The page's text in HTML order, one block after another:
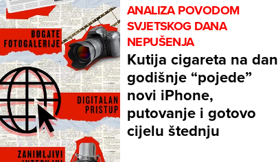
ANALIZA POVODOM
SVJETSKOG DANA
NEPUŠENJA
Kutija cigareta na dan
godišnje “pojede”
novi iPhone,
putovanje i gotovo
cijelu štednju